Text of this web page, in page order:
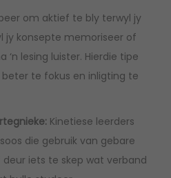
om aktief te bly terwyl jy
jy konsepte memoriseer of
‘n lesing luister. Hierdie tipe
te fokus en inligting te
Kinetiese leerders
die gebruik van gebare
iets te skep wat verband